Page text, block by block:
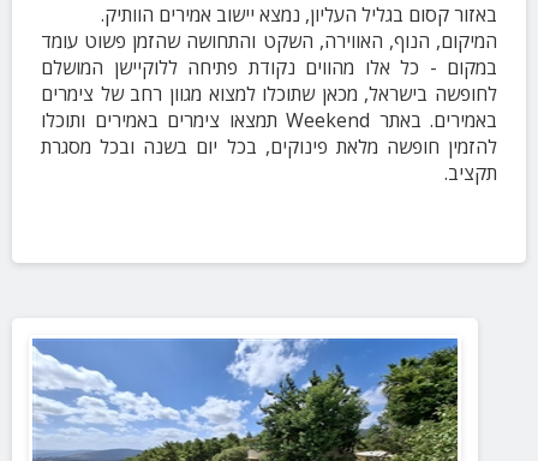
באזור קסום בגליל העליון, נמצא יישוב אמירים הוותיק.
המיקום, הנוף, האווירה, השקט והתחושה שהזמן פשוט עומד
במקום - כל אלו מהווים נקודת פתיחה ללוקיישן המושלם
לחופשה בישראל, מכאן שתוכלו למצוא מגוון רחב של צימרים
באמירים. באתר Weekend תמצאו צימרים באמירים ותוכלו
להזמין חופשה מלאת פינוקים, בכל יום בשנה ובכל מסגרת
תקציב.